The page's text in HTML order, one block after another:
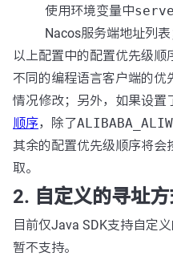
使用环境变量中
Nacos服务端地址列表
以上配置中的配置优先级顺
不同的编程语言客户端的优
情况修改；另外，如果设置
顺序，除了
其余的配置优先级顺序将会
取。
2. 自定义的寻址
目前仅Java SDK支持自定
暂不支持。